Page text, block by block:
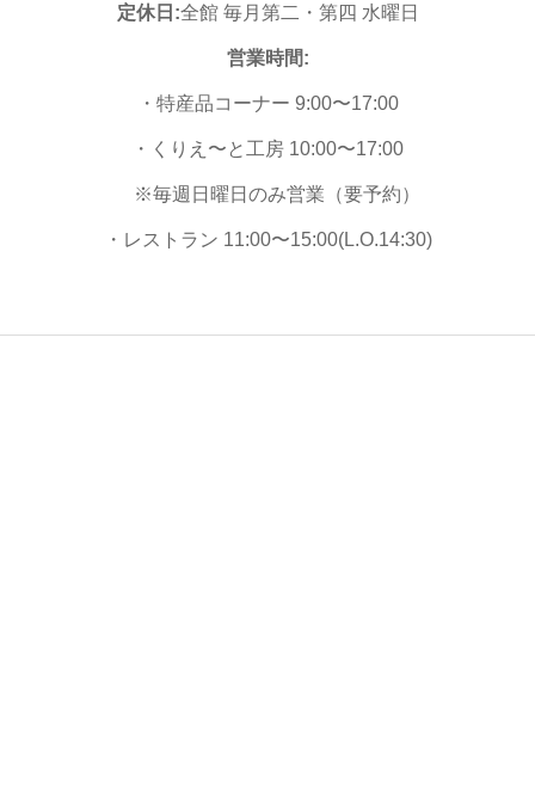
定休日:全館 毎月第二・第四 水曜日
営業時間:
・特産品コーナー 9:00〜17:00
・くりえ〜と工房 10:00〜17:00
※毎週日曜日のみ営業（要予約）
・レストラン 11:00〜15:00(L.O.14:30)